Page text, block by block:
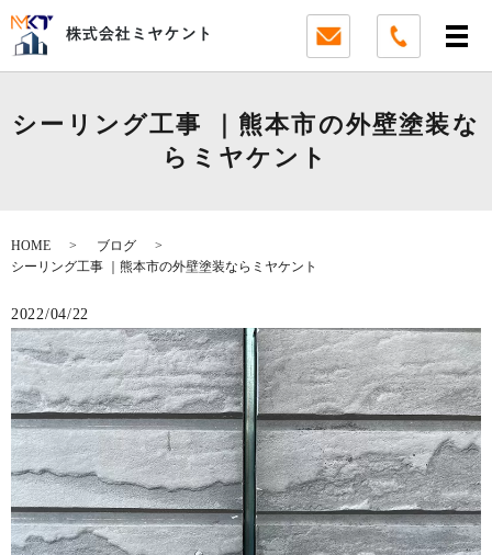
シーリング工事 ｜熊本市の外壁塗装な
らミヤケント
HOME
ブログ
シーリング工事 ｜熊本市の外壁塗装ならミヤケント
2022/04/22